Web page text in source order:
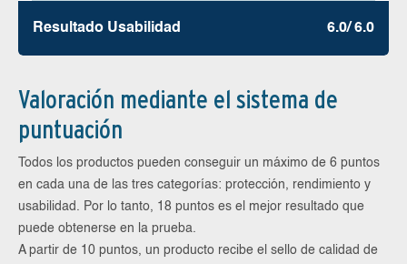
Resultado Usabilidad 6.0/ 6.0
Valoración mediante el sistema de
puntuación
Todos los productos pueden conseguir un máximo de 6 puntos
en cada una de las tres categorías: protección, rendimiento y
usabilidad. Por lo tanto, 18 puntos es el mejor resultado que
puede obtenerse en la prueba.
A partir de 10 puntos, un producto recibe el sello de calidad de